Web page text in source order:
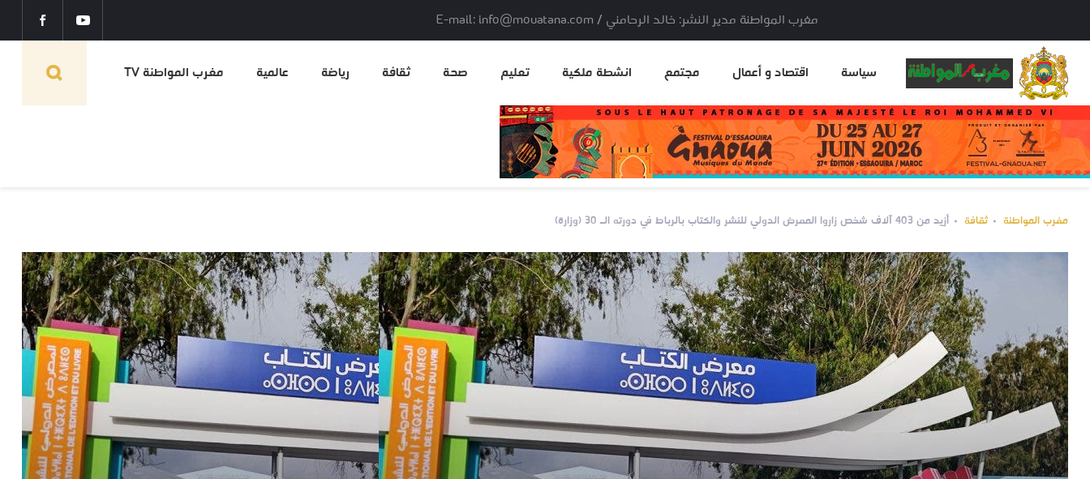
مغرب المواطنة مدير النشر: خالد الرحامني / E-mail: info@mouatana.com
سياسة اقتصاد و أعمال مجتمع انشطة ملكية تعليم صحة ثقافة رياضة عالمية مغرب المواطنة TV
مغرب المواطنة ثقافة أزيد من 403 آلاف شخص زاروا المعرض الدولي للنشر والكتاب بالرباط في دورته الـ 30 (وزارة)